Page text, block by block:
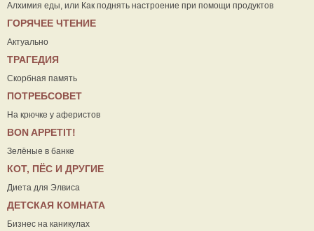
Алхимия еды, или Как поднять настроение при помощи продуктов
ГОРЯЧЕЕ ЧТЕНИЕ
Актуально
ТРАГЕДИЯ
Скорбная память
ПОТРЕБСОВЕТ
На крючке у аферистов
ВON APPETIT!
Зелёные в банке
КОТ, ПЁС И ДРУГИЕ
Диета для Элвиса
ДЕТСКАЯ КОМНАТА
Бизнес на каникулах